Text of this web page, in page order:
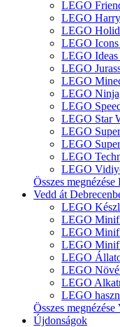
LEGO
LEGO
LEGO
LEGO Icons
LEGO Ideas
LEGO
LEGO
LEGO
LEGO
LEGO Star
LEGO
LEGO
LEGO
LEGO
Összes
Vedd át
LEGO
LEGO
LEGO
LEGO
LEGO
LEGO
LEGO
LEGO
Összes
Újdonságok